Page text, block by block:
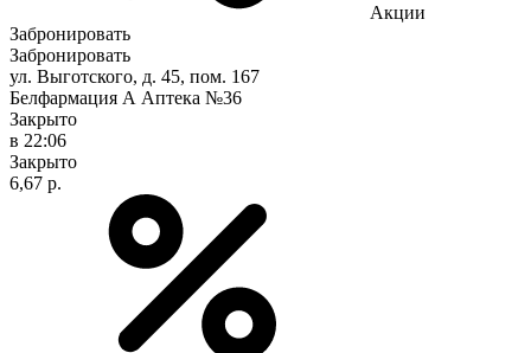
Акции
Забронировать
Забронировать
ул. Выготского, д. 45, пом. 167
Белфармация А Аптека №36
Закрыто
в 22:06
Закрыто
6,67 р.